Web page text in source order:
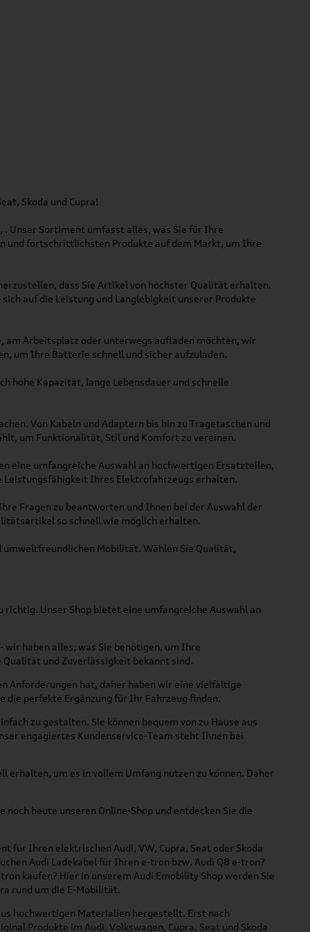
Skoda und Cupra!
. Unser Sortiment umfasst alles, was Sie für Ihre
und fortschrittlichsten Produkte auf dem Markt, um Ihre
dass Sie Artikel von höchster Qualität erhalten.
auf die Leistung und Langlebigkeit unserer Produkte
am Arbeitsplatz oder unterwegs aufladen möchten, wir
um Ihre Batterie schnell und sicher aufzuladen.
hohe Kapazität, lange Lebensdauer und schnelle
Von Kabeln und Adaptern bis hin zu Tragetaschen und
um Funktionalität, Stil und Komfort zu vereinen.
eine umfangreiche Auswahl an hochwertigen Ersatzteilen,
Leistungsfähigkeit Ihres Elektrofahrzeugs erhalten.
Fragen zu beantworten und Ihnen bei der Auswahl der
so schnell wie möglich erhalten.
umweltfreundlichen Mobilität. Wählen Sie Qualität,
richtig. Unser Shop bietet eine umfangreiche Auswahl an
haben alles, was Sie benötigen, um Ihre
und Zuverlässigkeit bekannt sind.
Anforderungen hat, daher haben wir eine vielfältige
die perfekte Ergänzung für Ihr Fahrzeug finden.
zu gestalten. Sie können bequem von zu Hause aus
engagiertes Kundenservice-Team steht Ihnen bei
erhalten, um es in vollem Umfang nutzen zu können. Daher
heute unseren Online-Shop und entdecken Sie die
für Ihren elektrischen Audi, VW, Cupra, Seat oder Skoda
Audi Ladekabel für Ihren e-tron bzw. Audi Q8 e-tron?
kaufen? Hier in unserem Audi Emobility Shop werden Sie
rund um die E-Mobilität.
hochwertigen Materialien hergestellt. Erst nach
Produkte im Audi, Volkswagen, Cupra, Seat und Skoda